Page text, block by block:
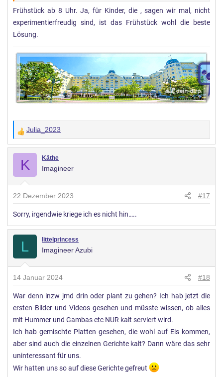
die Kinder irgendwas anderes in Frage kommt dort außer
das Frühstück ??‍
Frühstück ab 8 Uhr. Ja, für Kinder, die , sagen wir mal, nicht
experimentierfreudig sind, ist das Frühstück wohl die beste
Lösung.
W
e
n
g
e
n
Julia_2023
K Käthe
Imagineer
22 Dezember 2023 #17
Sorry, irgendwie kriege ich es nicht hin…..
L littelprincess
Imagineer Azubi
14 Januar 2024 #18
War denn inzw jmd drin oder plant zu gehen? Ich hab jetzt die
ersten Bilder und Videos gesehen und müsste wissen, ob alles
mit Hummer und Gambas etc NUR kalt serviert wird.
Ich hab gemischte Platten gesehen, die wohl auf Eis kommen,
aber sind auch die einzelnen Gerichte kalt? Dann wäre das sehr
uninteressant für uns.
Wir hatten uns so auf diese Gerichte gefreut